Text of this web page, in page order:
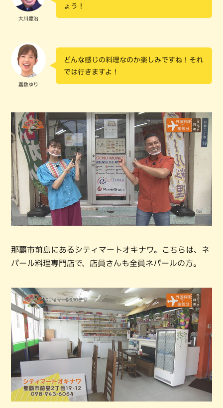
大川豊治
ょう！
嘉数ゆり
どんな感じの料理なのか楽しみですね！それ
では行きますよ！
那覇市前島にあるシティマートオキナワ。こちらは、ネ
パール料理専門店で、店員さんも全員ネパールの方。